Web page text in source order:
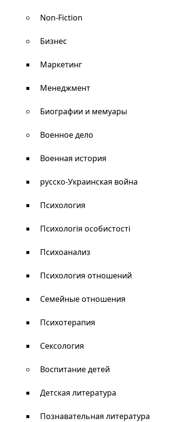
Non-Fiction
Бизнес
Маркетинг
Менеджмент
Биографии и мемуары
Военное дело
Военная история
русско-Украинская война
Психология
Психологія особистості
Психоанализ
Психология отношений
Семейные отношения
Психотерапия
Сексология
Воспитание детей
Детская литература
Познавательная литература